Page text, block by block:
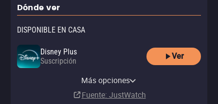
Dónde ver
DISPONIBLE EN CASA
Disney Plus
Suscripción
Ver
Más opciones
Fuente: JustWatch